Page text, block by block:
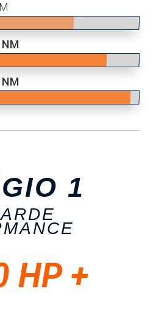
1
HP +